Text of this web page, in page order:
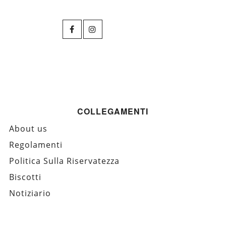
COLLEGAMENTI
About us
Regolamenti
Politica Sulla Riservatezza
Biscotti
Notiziario